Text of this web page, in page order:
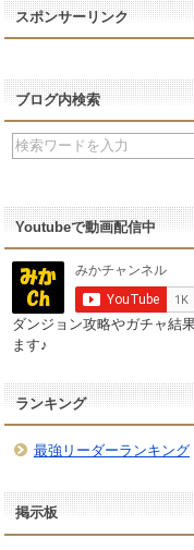
スポンサーリンク
ブログ内検索
Youtubeで動画配信中
ダンジョン攻略やガチャ結
ます♪
ランキング
最強リーダーランキング
掲示板